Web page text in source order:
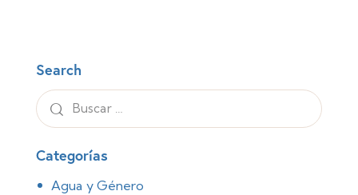
Search
Categorías
Agua y Género